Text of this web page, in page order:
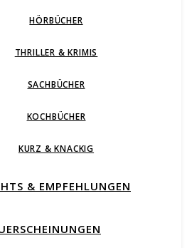
HÖRBÜCHER
THRILLER & KRIMIS
SACHBÜCHER
KOCHBÜCHER
KURZ & KNACKIG
& EMPFEHLUNGEN